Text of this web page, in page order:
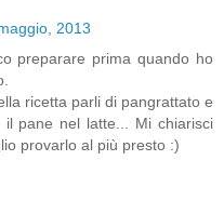
2013
preparare prima quando ho
ricetta parli di pangrattato e
pane nel latte... Mi chiarisci
provarlo al più presto :)